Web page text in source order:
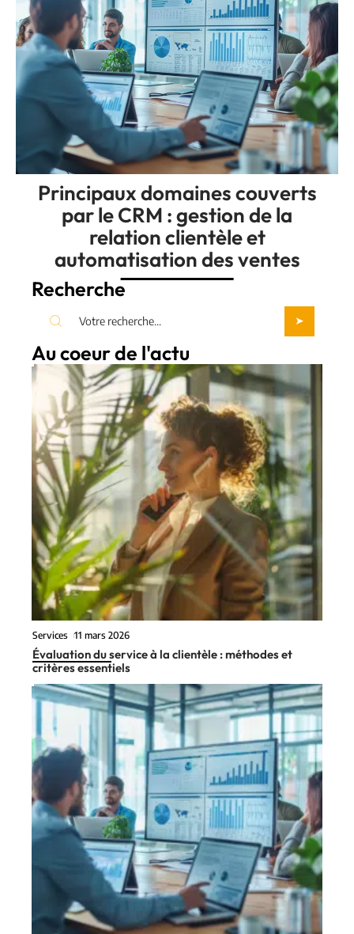
Principaux domaines couverts
par le CRM : gestion de la
relation clientèle et
automatisation des ventes
Recherche
Au coeur de l'actu
Services 11 mars 2026
Évaluation du service à la clientèle : méthodes et
critères essentiels